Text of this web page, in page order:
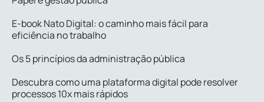
E-book Nato Digital: o caminho mais fácil para
eficiência no trabalho
Os 5 princípios da administração pública
Descubra como uma plataforma digital pode resolver
processos 10x mais rápidos